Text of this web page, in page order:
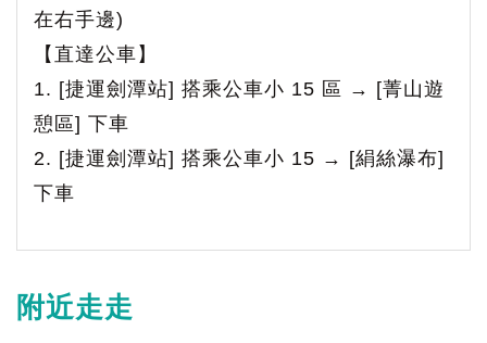
在右手邊)
【直達公車】
1. [捷運劍潭站] 搭乘公車小 15 區 → [菁山遊
憩區] 下車
2. [捷運劍潭站] 搭乘公車小 15 → [絹絲瀑布]
下車
附近走走